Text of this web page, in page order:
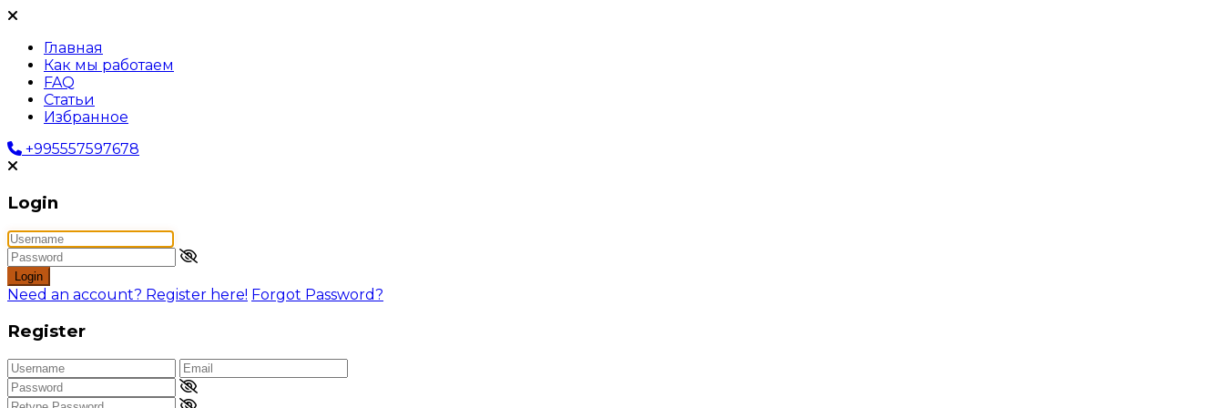
Главная
Как мы работаем
FAQ
Статьи
Избранное
+995557597678
Login
Login
Need an account? Register here! Forgot Password?
Register